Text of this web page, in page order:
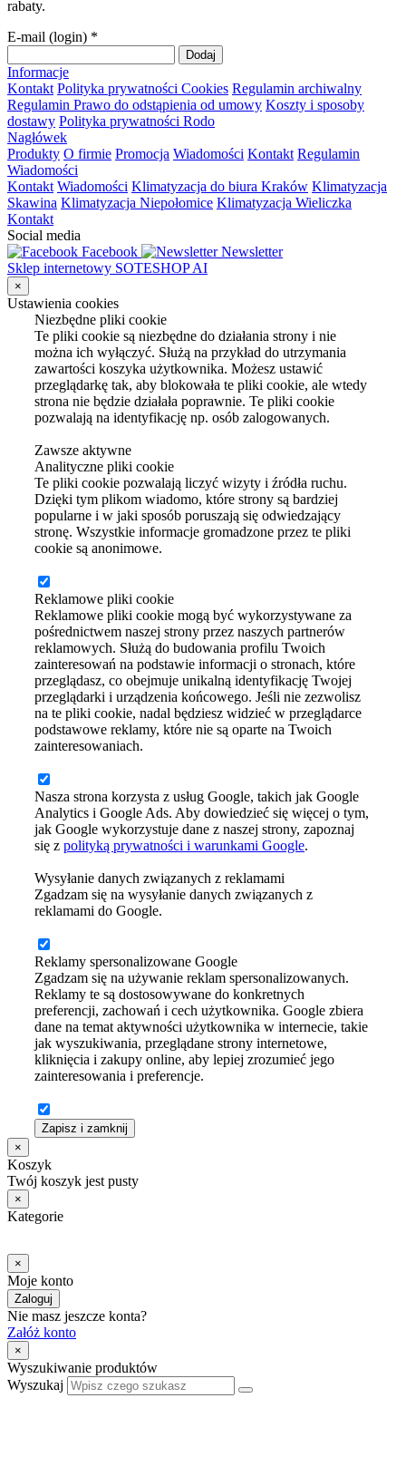
rabaty.
E-mail (login) *
Informacje
Kontakt Polityka prywatności Cookies Regulamin archiwalny
Regulamin Prawo do odstąpienia od umowy Koszty i sposoby
dostawy Polityka prywatności Rodo
Nagłówek
Produkty O firmie Promocja Wiadomości Kontakt Regulamin
Wiadomości
Kontakt Wiadomości Klimatyzacja do biura Kraków Klimatyzacja
Skawina Klimatyzacja Niepołomice Klimatyzacja Wieliczka
Kontakt
Social media
Facebook
Newsletter
Sklep internetowy SOTESHOP AI
×
Ustawienia cookies
Niezbędne pliki cookie
Te pliki cookie są niezbędne do działania strony i nie
można ich wyłączyć. Służą na przykład do utrzymania
zawartości koszyka użytkownika. Możesz ustawić
przeglądarkę tak, aby blokowała te pliki cookie, ale wtedy
strona nie będzie działała poprawnie. Te pliki cookie
pozwalają na identyfikację np. osób zalogowanych.
Zawsze aktywne
Analityczne pliki cookie
Te pliki cookie pozwalają liczyć wizyty i źródła ruchu.
Dzięki tym plikom wiadomo, które strony są bardziej
popularne i w jaki sposób poruszają się odwiedzający
stronę. Wszystkie informacje gromadzone przez te pliki
cookie są anonimowe.
Reklamowe pliki cookie
Reklamowe pliki cookie mogą być wykorzystywane za
pośrednictwem naszej strony przez naszych partnerów
reklamowych. Służą do budowania profilu Twoich
zainteresowań na podstawie informacji o stronach, które
przeglądasz, co obejmuje unikalną identyfikację Twojej
przeglądarki i urządzenia końcowego. Jeśli nie zezwolisz
na te pliki cookie, nadal będziesz widzieć w przeglądarce
podstawowe reklamy, które nie są oparte na Twoich
zainteresowaniach.
Nasza strona korzysta z usług Google, takich jak Google
Analytics i Google Ads. Aby dowiedzieć się więcej o tym,
jak Google wykorzystuje dane z naszej strony, zapoznaj
się z polityką prywatności i warunkami Google.
Wysyłanie danych związanych z reklamami
Zgadzam się na wysyłanie danych związanych z
reklamami do Google.
Reklamy spersonalizowane Google
Zgadzam się na używanie reklam spersonalizowanych.
Reklamy te są dostosowywane do konkretnych
preferencji, zachowań i cech użytkownika. Google zbiera
dane na temat aktywności użytkownika w internecie, takie
jak wyszukiwania, przeglądane strony internetowe,
kliknięcia i zakupy online, aby lepiej zrozumieć jego
zainteresowania i preferencje.
Zapisz i zamknij
×
Koszyk
Twój koszyk jest pusty
×
Kategorie
×
Moje konto
Zaloguj
Nie masz jeszcze konta?
Załóż konto
×
Wyszukiwanie produktów
Wyszukaj